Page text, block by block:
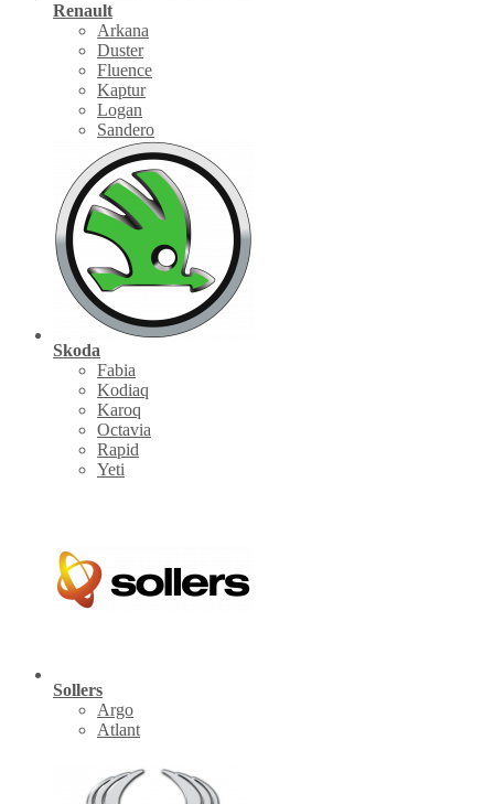
Renault
Arkana
Duster
Fluence
Kaptur
Logan
Sandero
Skoda
Fabia
Kodiaq
Karoq
Octavia
Rapid
Yeti
Sollers
Argo
Atlant